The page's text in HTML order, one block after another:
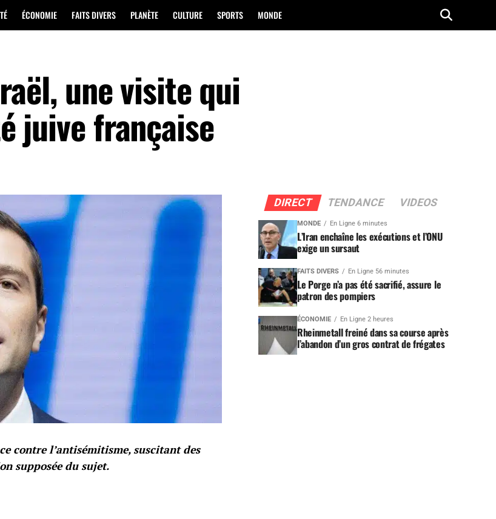
ÉCONOMIE FAITS DIVERS PLANÈTE CULTURE SPORTS MONDE
une visite qui
juive française
contre l’antisémitisme, suscitant des
supposée du sujet.
DIRECT TENDANCE VIDEOS
MONDE En Ligne 6 minutes
L’Iran enchaîne les exécutions et l’ONU
exige un sursaut
FAITS DIVERS En Ligne 56 minutes
Le Porge n’a pas été sacrifié, assure le
patron des pompiers
ÉCONOMIE En Ligne 2 heures
Rheinmetall freiné dans sa course après
l’abandon d’un gros contrat de frégates